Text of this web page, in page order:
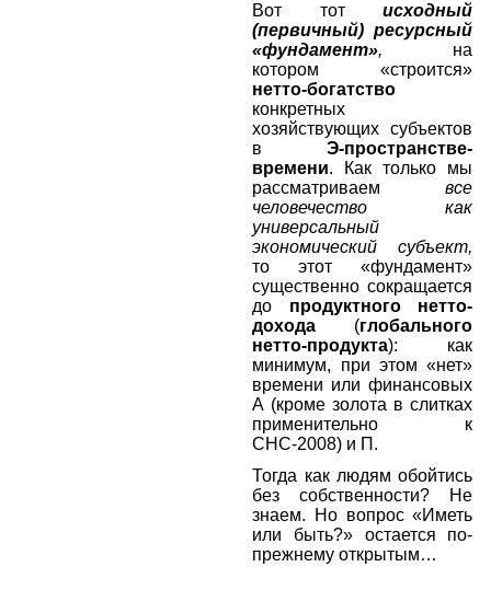
Вот тотисходный
(первичный) ресурсный
«фундамент», на
котором «строится»
нетто-богатство
конкретных
хозяйствующих субъектов
вЭ-пространстве-
времени. Как только мы
рассматриваемвсе
человечество как
универсальный
экономический субъект,
то этот «фундамент»
существенно сокращается
до продуктного нетто-
дохода (глобального
нетто-продукта): как
минимум, при этом «нет»
времени или финансовых
А (кроме золота в слитках
применительно к
СНС-2008) и П.
Тогда как людям обойтись
без собственности? Не
знаем. Но вопрос «Иметь
или быть?» остается по-
прежнему открытым…